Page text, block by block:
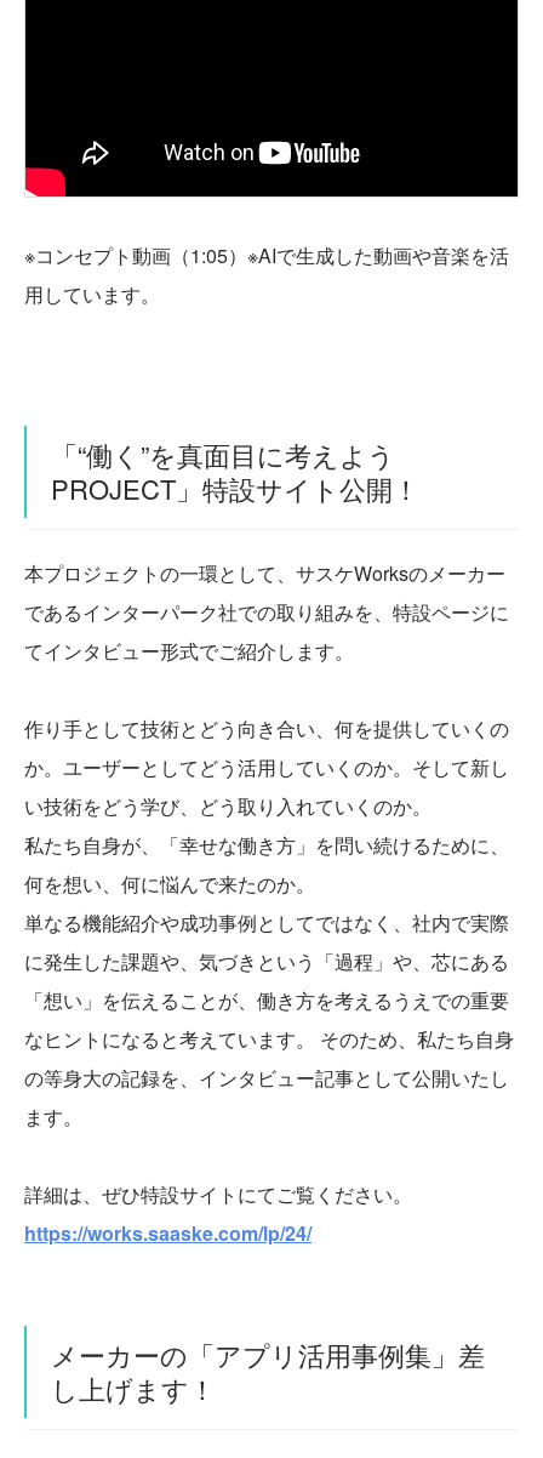
※コンセプト動画（1:05）※AIで生成した動画や音楽を活
用しています。
「“働く”を真面目に考えよう
PROJECT」特設サイト公開！
本プロジェクトの一環として、サスケWorksのメーカー
であるインターパーク社での取り組みを、特設ページに
てインタビュー形式でご紹介します。
作り手として技術とどう向き合い、何を提供していくの
か。ユーザーとしてどう活用していくのか。そして新し
い技術をどう学び、どう取り入れていくのか。
私たち自身が、「幸せな働き方」を問い続けるために、
何を想い、何に悩んで来たのか。
単なる機能紹介や成功事例としてではなく、社内で実際
に発生した課題や、気づきという「過程」や、芯にある
「想い」を伝えることが、働き方を考えるうえでの重要
なヒントになると考えています。 そのため、私たち自身
の等身大の記録を、インタビュー記事として公開いたし
ます。
詳細は、ぜひ特設サイトにてご覧ください。
https://works.saaske.com/lp/24/
メーカーの「アプリ活用事例集」差
し上げます！